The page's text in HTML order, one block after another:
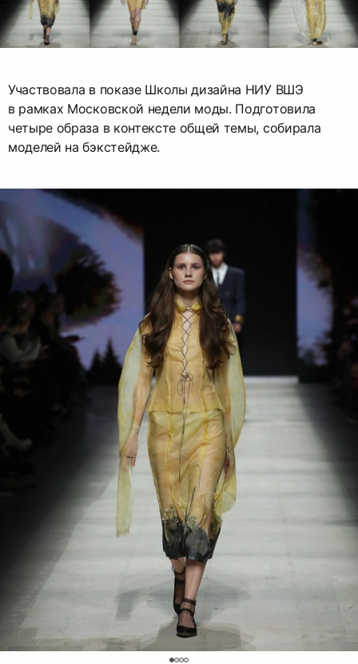
Участвовала в показе Школы дизайна НИУ ВШЭ
в рамках Московской недели моды. Подготовила
четыре образа в контексте общей темы, собирала
моделей на бэкстейдже.